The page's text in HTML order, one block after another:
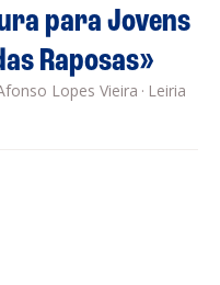
para Jovens
Raposas»
Lopes Vieira · Leiria